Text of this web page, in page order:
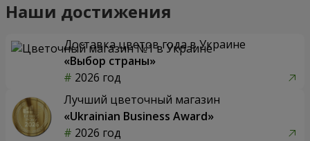
Наши достижения
Доставка цветов года в Украине
«Выбор страны»
2026 год
Лучший цветочный магазин
«Ukrainian Business Award»
2026 год